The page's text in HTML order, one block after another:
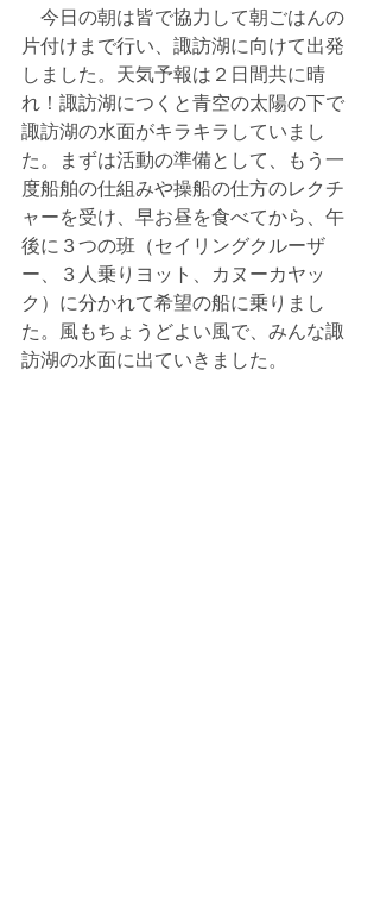
今日の朝は皆で協力して朝ごはんの
片付けまで行い、諏訪湖に向けて出発
しました。天気予報は２日間共に晴
れ！諏訪湖につくと青空の太陽の下で
諏訪湖の水面がキラキラしていまし
た。まずは活動の準備として、もう一
度船舶の仕組みや操船の仕方のレクチ
ャーを受け、早お昼を食べてから、午
後に３つの班（セイリングクルーザ
ー、３人乗りヨット、カヌーカヤッ
ク）に分かれて希望の船に乗りまし
た。風もちょうどよい風で、みんな諏
訪湖の水面に出ていきました。